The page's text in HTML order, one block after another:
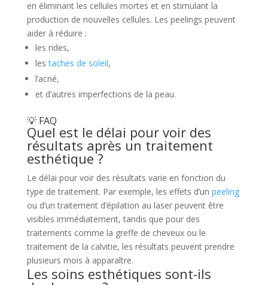
en éliminant les cellules mortes et en stimulant la
production de nouvelles cellules. Les peelings peuvent
aider à réduire :
les rides,
lestaches de soleil,
l’acné,
et d’autres imperfections de la peau.
💡 FAQ
Quel est le délai pour voir des
résultats après un traitement
esthétique ?
Le délai pour voir des résultats varie en fonction du
type de traitement. Par exemple, les effets d’un peeling
ou d’un traitement d’épilation au laser peuvent être
visibles immédiatement, tandis que pour des
traitements comme la greffe de cheveux ou le
traitement de la calvitie, les résultats peuvent prendre
plusieurs mois à apparaître.
Les soins esthétiques sont-ils